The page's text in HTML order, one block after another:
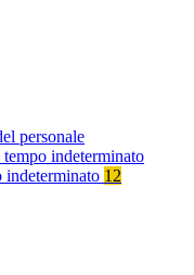
personale
tempo indeterminato
indeterminato 12